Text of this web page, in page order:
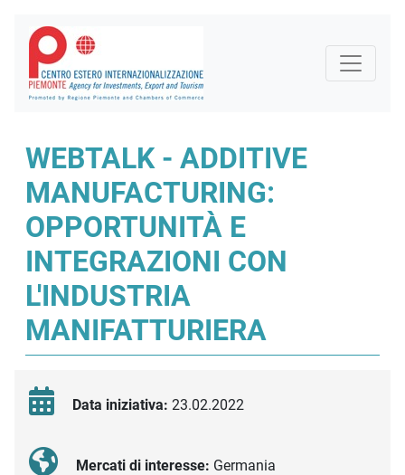
WEBTALK - ADDITIVE
MANUFACTURING:
OPPORTUNITÀ E
INTEGRAZIONI CON
L'INDUSTRIA
MANIFATTURIERA
Data iniziativa: 23.02.2022
Mercati di interesse: Germania